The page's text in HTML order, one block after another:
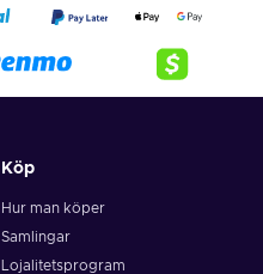
Köp
Hur man köper
Samlingar
Lojalitetsprogram